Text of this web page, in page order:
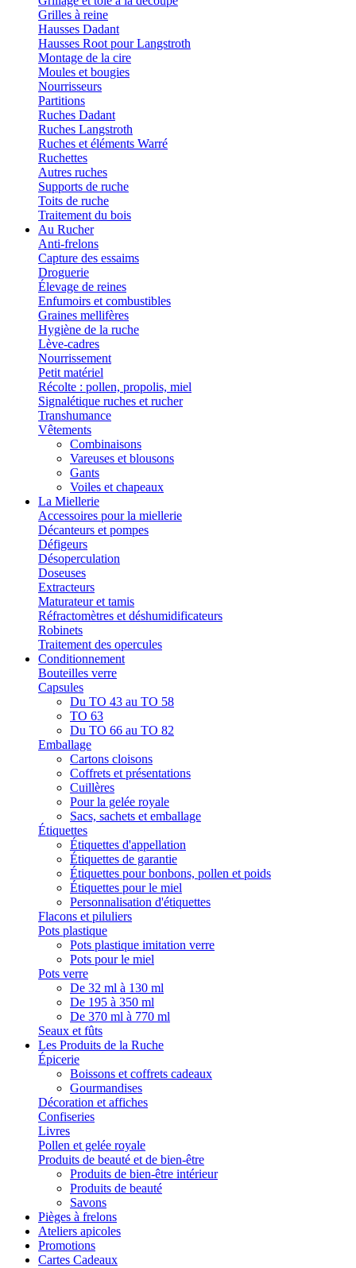
Grilles à reine
Hausses Dadant
Hausses Root pour Langstroth
Montage de la cire
Moules et bougies
Nourrisseurs
Partitions
Ruches Dadant
Ruches Langstroth
Ruches et éléments Warré
Ruchettes
Autres ruches
Supports de ruche
Toits de ruche
Traitement du bois
Au Rucher
Anti-frelons
Capture des essaims
Droguerie
Élevage de reines
Enfumoirs et combustibles
Graines mellifères
Hygiène de la ruche
Lève-cadres
Nourrissement
Petit matériel
Récolte : pollen, propolis, miel
Signalétique ruches et rucher
Transhumance
Vêtements
Combinaisons
Vareuses et blousons
Gants
Voiles et chapeaux
La Miellerie
Accessoires pour la miellerie
Décanteurs et pompes
Défigeurs
Désoperculation
Doseuses
Extracteurs
Maturateur et tamis
Réfractomètres et déshumidificateurs
Robinets
Traitement des opercules
Conditionnement
Bouteilles verre
Capsules
Du TO 43 au TO 58
TO 63
Du TO 66 au TO 82
Emballage
Cartons cloisons
Coffrets et présentations
Cuillères
Pour la gelée royale
Sacs, sachets et emballage
Étiquettes
Étiquettes d'appellation
Étiquettes de garantie
Étiquettes pour bonbons, pollen et poids
Étiquettes pour le miel
Personnalisation d'étiquettes
Flacons et piluliers
Pots plastique
Pots plastique imitation verre
Pots pour le miel
Pots verre
De 32 ml à 130 ml
De 195 à 350 ml
De 370 ml à 770 ml
Seaux et fûts
Les Produits de la Ruche
Épicerie
Boissons et coffrets cadeaux
Gourmandises
Décoration et affiches
Confiseries
Livres
Pollen et gelée royale
Produits de beauté et de bien-être
Produits de bien-être intérieur
Produits de beauté
Savons
Pièges à frelons
Ateliers apicoles
Promotions
Cartes Cadeaux